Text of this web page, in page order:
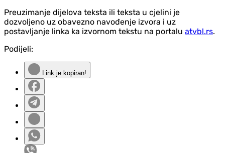
Preuzimanje dijelova teksta ili teksta u cjelini je
dozvoljeno uz obavezno navođenje izvora i uz
postavljanje linka ka izvornom tekstu na portalu atvbl.rs.
Podijeli:
Link je kopiran!